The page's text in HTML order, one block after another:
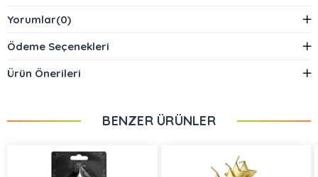
Yorumlar(0)
Ödeme Seçenekleri
Ürün Önerileri
BENZER ÜRÜNLER